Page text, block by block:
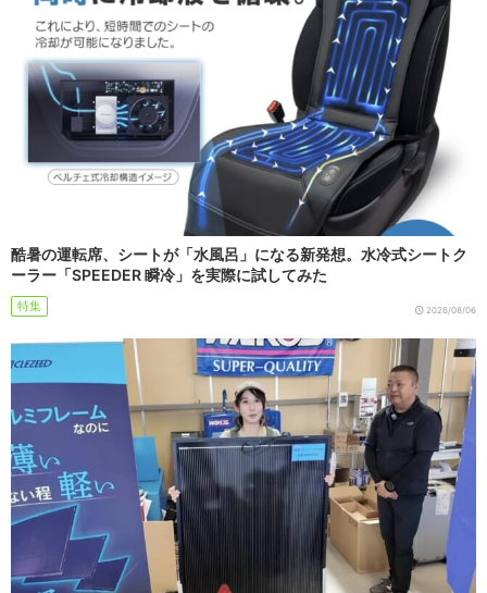
酷暑の運転席、シートが「水風呂」になる新発想。水冷式シートク
ーラー「SPEEDER 瞬冷」を実際に試してみた
特集 2026/08/06